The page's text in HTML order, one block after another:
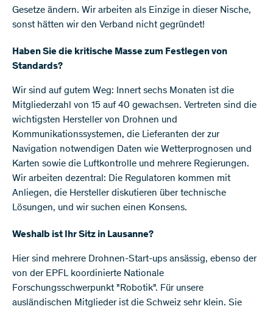
Gesetze ändern. Wir arbeiten als Einzige in dieser Nische,
sonst hätten wir den Verband nicht gegründet!
Haben Sie die kritische Masse zum Festlegen von
Standards?
Wir sind auf gutem Weg: Innert sechs Monaten ist die
Mitgliederzahl von 15 auf 40 gewachsen. Vertreten sind die
wichtigsten Hersteller von Drohnen und
Kommunikationssystemen, die Lieferanten der zur
Navigation notwendigen Daten wie Wetterprognosen und
Karten sowie die Luftkontrolle und mehrere Regierungen.
Wir arbeiten dezentral: Die Regulatoren kommen mit
Anliegen, die Hersteller diskutieren über technische
Lösungen, und wir suchen einen Konsens.
Weshalb ist Ihr Sitz in Lausanne?
Hier sind mehrere Drohnen-Start-ups ansässig, ebenso der
von der EPFL koordinierte Nationale
Forschungsschwerpunkt "Robotik". Für unsere
ausländischen Mitglieder ist die Schweiz sehr klein. Sie